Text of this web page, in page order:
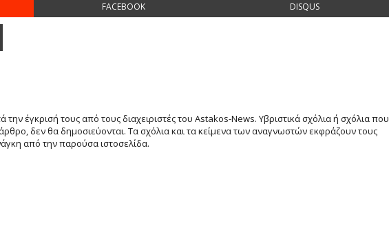
FACEBOOK DISQUS
την έγκρισή τους από τους διαχειριστές του Astakos-News. Υβριστικά σχόλια ή σχόλια που
δεν θα δημοσιεύονται. Τα σχόλια και τα κείμενα των αναγνωστών εκφράζουν τους
από την παρούσα ιστοσελίδα.